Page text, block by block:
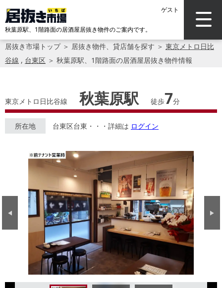
ゲスト
秋葉原駅、1階路面の居酒屋居抜き物件のご案内です。
居抜き市場トップ＞ 居抜き物件、貸店舗を探す ＞ 東京メトロ日比
谷線 , 台東区 ＞ 秋葉原駅、1階路面の居酒屋居抜き物件情報
東京メトロ日比谷線 秋葉原駅 徒歩7分
所在地 台東区台東・・・詳細は ログイン
Previous Next